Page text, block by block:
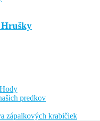
predkov
zápalkových krabičiek